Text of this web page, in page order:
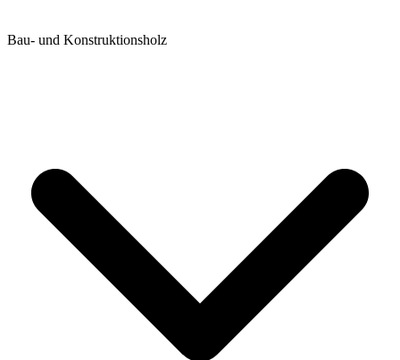
Bau- und Konstruktionsholz